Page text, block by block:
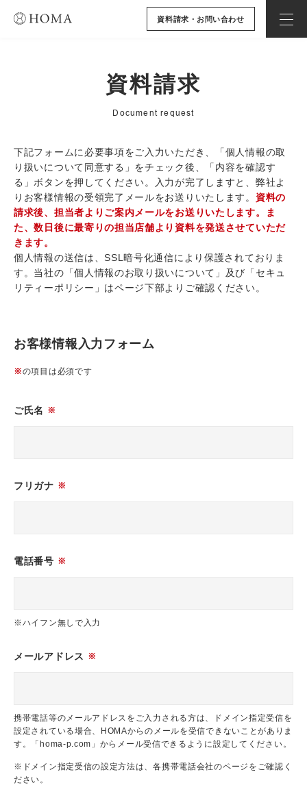
資料請求・お問い合わせ
資料請求
Document request
下記フォームに必要事項をご入力いただき、「個人情報の取
り扱いについて同意する」をチェック後、「内容を確認す
る」ボタンを押してください。入力が完了しますと、弊社よ
りお客様情報の受領完了メールをお送りいたします。 資料の
請求後、担当者よりご案内メールをお送りいたします。ま
た、数日後に最寄りの担当店舗より資料を発送させていただ
きます。
個人情報の送信は、SSL暗号化通信により保護されておりま
す。当社の「個人情報のお取り扱いについて」及び「セキュ
リティーポリシー」はページ下部よりご確認ください。
お客様情報入力フォーム
※の項目は必須です
ご氏名 ※
フリガナ ※
電話番号 ※
※ハイフン無しで入力
メールアドレス ※
携帯電話等のメールアドレスをご入力される方は、ドメイン指定受信を
設定されている場合、HOMAからのメールを受信できないことがありま
す。「homa-p.com」からメール受信できるように設定してください。
※ドメイン指定受信の設定方法は、各携帯電話会社のページをご確認く
ださい。